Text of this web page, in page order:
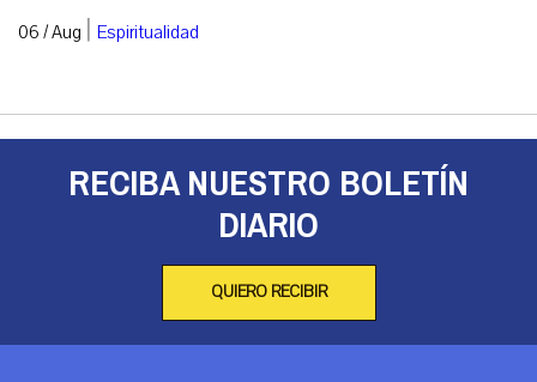
06 / Aug | Espiritualidad
RECIBA NUESTRO BOLETÍN
DIARIO
QUIERO RECIBIR